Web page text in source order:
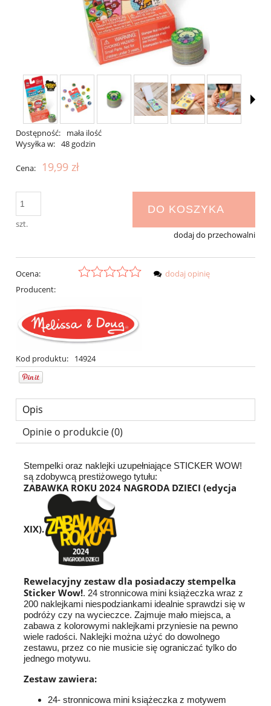
Dostępność:
mała ilość
Wysyłka w: 48 godzin
Cena: 19,99 zł
szt.
DO KOSZYKA
dodaj do przechowalni
Ocena:
Producent:
Kod produktu: 14924
dodaj opinię
Opis
Opinie o produkcie (0)
Stempelki oraz naklejki uzupełniające STICKER WOW!
są zdobywcą prestiżowego tytułu:
ZABAWKA ROKU 2024 NAGRODA DZIECI (edycja
XIX).
Rewelacyjny zestaw dla posiadaczy stempelka
Sticker Wow!. 24 stronnicowa mini książeczka wraz z
200 naklejkami niespodziankami idealnie sprawdzi się w
podróży czy na wycieczce. Zajmuje mało miejsca, a
zabawa z kolorowymi naklejkami przyniesie na pewno
wiele radości. Naklejki można użyć do dowolnego
zestawu, przez co nie musicie się ograniczać tylko do
jednego motywu.
Zestaw zawiera:
24- stronnicowa mini książeczka z motywem